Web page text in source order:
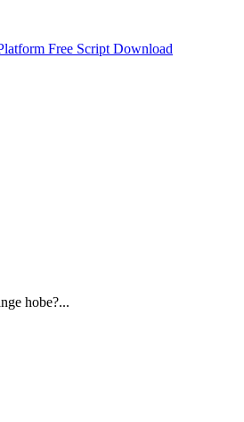
Free Script Download
hobe?...